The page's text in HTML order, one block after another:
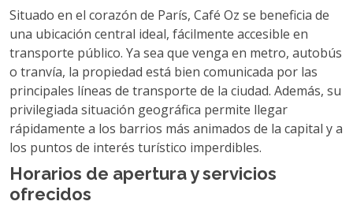
Situado en el corazón de París, Café Oz se beneficia de
una ubicación central ideal, fácilmente accesible en
transporte público. Ya sea que venga en metro, autobús
o tranvía, la propiedad está bien comunicada por las
principales líneas de transporte de la ciudad. Además, su
privilegiada situación geográfica permite llegar
rápidamente a los barrios más animados de la capital y a
los puntos de interés turístico imperdibles.
Horarios de apertura y servicios
ofrecidos